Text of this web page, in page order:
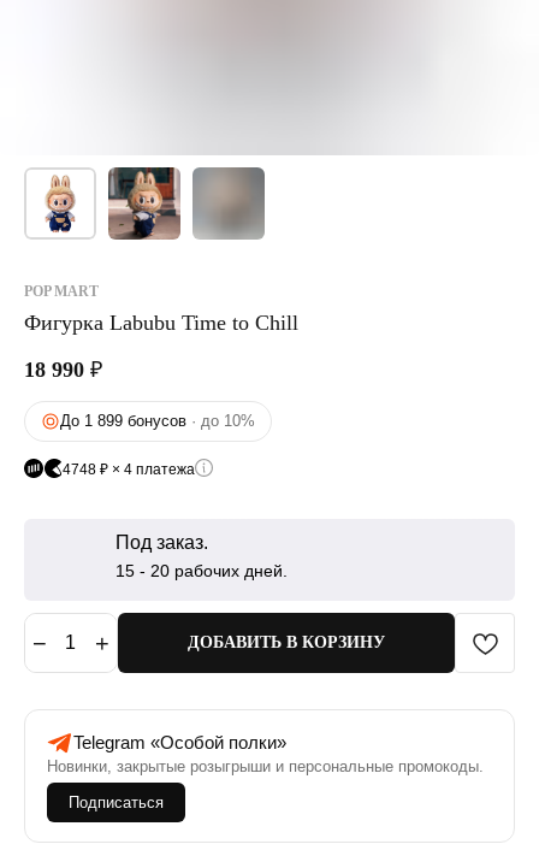
Фигурка Labubu Time to Chill
POP MART
18 990 ₽
До 1 899 бонусов · до 10%
4748 ₽ × 4 платежа
Под заказ.
15 - 20 рабочих дней.
− 1 + ДОБАВИТЬ В КОРЗИНУ
Telegram «Особой полки»
Новинки, закрытые розыгрыши и персональные промокоды.
Подписаться